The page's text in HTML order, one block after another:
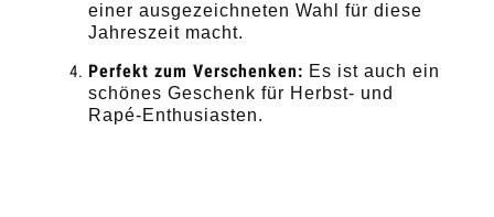
einer ausgezeichneten Wahl für diese
Jahreszeit macht.
Perfekt zum Verschenken: Es ist auch ein
schönes Geschenk für Herbst- und
Rapé-Enthusiasten.